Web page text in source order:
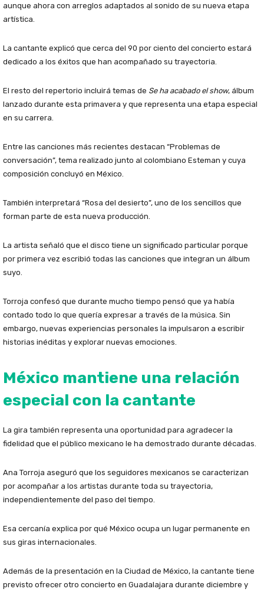
aunque ahora con arreglos adaptados al sonido de su nueva etapa
artística.
La cantante explicó que cerca del 90 por ciento del concierto estará
dedicado a los éxitos que han acompañado su trayectoria.
El resto del repertorio incluirá temas de Se ha acabado el show, álbum
lanzado durante esta primavera y que representa una etapa especial
en su carrera.
Entre las canciones más recientes destacan “Problemas de
conversación”, tema realizado junto al colombiano Esteman y cuya
composición concluyó en México.
También interpretará “Rosa del desierto”, uno de los sencillos que
forman parte de esta nueva producción.
La artista señaló que el disco tiene un significado particular porque
por primera vez escribió todas las canciones que integran un álbum
suyo.
Torroja confesó que durante mucho tiempo pensó que ya había
contado todo lo que quería expresar a través de la música. Sin
embargo, nuevas experiencias personales la impulsaron a escribir
historias inéditas y explorar nuevas emociones.
México mantiene una relación
especial con la cantante
La gira también representa una oportunidad para agradecer la
fidelidad que el público mexicano le ha demostrado durante décadas.
Ana Torroja aseguró que los seguidores mexicanos se caracterizan
por acompañar a los artistas durante toda su trayectoria,
independientemente del paso del tiempo.
Esa cercanía explica por qué México ocupa un lugar permanente en
sus giras internacionales.
Además de la presentación en la Ciudad de México, la cantante tiene
previsto ofrecer otro concierto en Guadalajara durante diciembre y